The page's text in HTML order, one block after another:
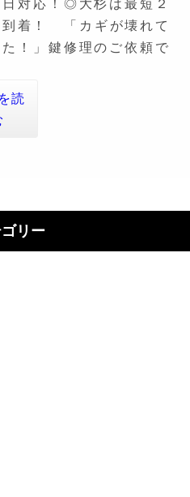
到着！ 「カギが壊れて
た！」鍵修理のご依頼で
読
リー